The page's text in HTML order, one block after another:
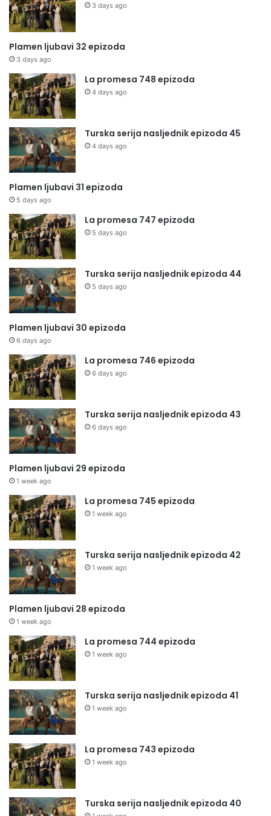
3 days ago
Plamen ljubavi 32 epizoda
3 days ago
La promesa 748 epizoda
4 days ago
Turska serija nasljednik epizoda 45
4 days ago
Plamen ljubavi 31 epizoda
5 days ago
La promesa 747 epizoda
5 days ago
Turska serija nasljednik epizoda 44
5 days ago
Plamen ljubavi 30 epizoda
6 days ago
La promesa 746 epizoda
6 days ago
Turska serija nasljednik epizoda 43
6 days ago
Plamen ljubavi 29 epizoda
1 week ago
La promesa 745 epizoda
1 week ago
Turska serija nasljednik epizoda 42
1 week ago
Plamen ljubavi 28 epizoda
1 week ago
La promesa 744 epizoda
1 week ago
Turska serija nasljednik epizoda 41
1 week ago
La promesa 743 epizoda
1 week ago
Turska serija nasljednik epizoda 40